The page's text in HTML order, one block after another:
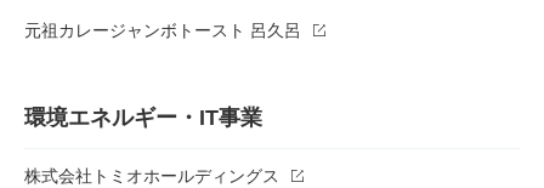
元祖カレージャンボトースト 呂久呂
環境エネルギー・IT事業
株式会社トミオホールディングス